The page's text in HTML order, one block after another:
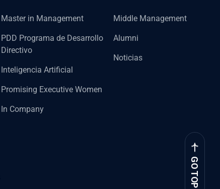
Master in Management
PDD Programa de Desarrollo
Directivo
Inteligencia Artificial
Promising Executive Women
In Company
Middle Management
Alumni
Noticias
GO TOP